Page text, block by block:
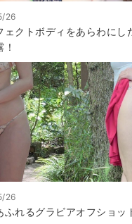
26
ェクトボディをあらわにし
26
ふれるグラビアオフショッ